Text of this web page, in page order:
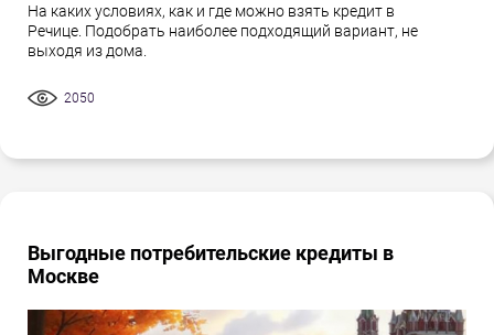
На каких условиях, как и где можно взять кредит в
Речице. Подобрать наиболее подходящий вариант, не
выходя из дома.
2050
Выгодные потребительские кредиты в
Москве